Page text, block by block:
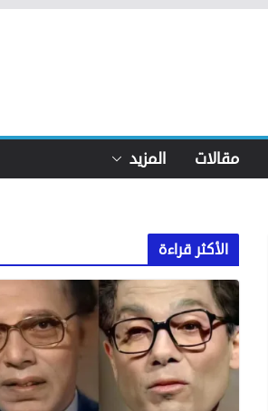
مقالات المزيد
الأكثر قراءة